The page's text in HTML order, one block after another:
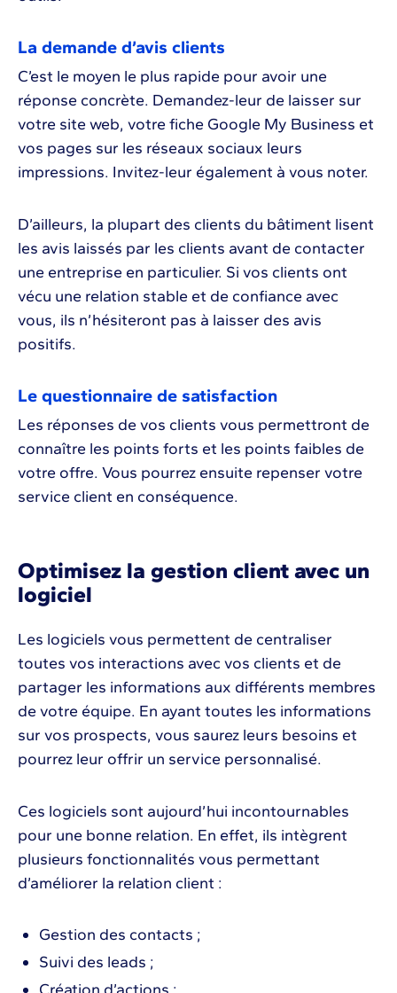
La demande d’avis clients
C’est le moyen le plus rapide pour avoir une
réponse concrète. Demandez-leur de laisser sur
votre site web, votre fiche Google My Business et
vos pages sur les réseaux sociaux leurs
impressions. Invitez-leur également à vous noter.
D’ailleurs, la plupart des clients du bâtiment lisent
les avis laissés par les clients avant de contacter
une entreprise en particulier. Si vos clients ont
vécu une relation stable et de confiance avec
vous, ils n’hésiteront pas à laisser des avis
positifs.
Le questionnaire de satisfaction
Les réponses de vos clients vous permettront de
connaître les points forts et les points faibles de
votre offre. Vous pourrez ensuite repenser votre
service client en conséquence.
Optimisez la gestion client avec un
logiciel
Les logiciels vous permettent de centraliser
toutes vos interactions avec vos clients et de
partager les informations aux différents membres
de votre équipe. En ayant toutes les informations
sur vos prospects, vous saurez leurs besoins et
pourrez leur offrir un service personnalisé.
Ces logiciels sont aujourd’hui incontournables
pour une bonne relation. En effet, ils intègrent
plusieurs fonctionnalités vous permettant
d’améliorer la relation client :
Gestion des contacts ;
Suivi des leads ;
Création d’actions ;